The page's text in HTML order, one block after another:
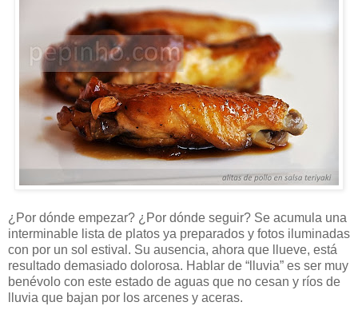
¿Por dónde empezar? ¿Por dónde seguir? Se acumula una
interminable lista de platos ya preparados y fotos iluminadas
con por un sol estival. Su ausencia, ahora que llueve, está
resultado demasiado dolorosa. Hablar de “lluvia” es ser muy
benévolo con este estado de aguas que no cesan y ríos de
lluvia que bajan por los arcenes y aceras.